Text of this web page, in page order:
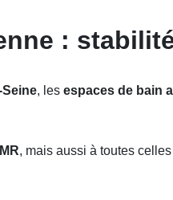
:
Seine, les espaces de bain
, mais aussi à toutes